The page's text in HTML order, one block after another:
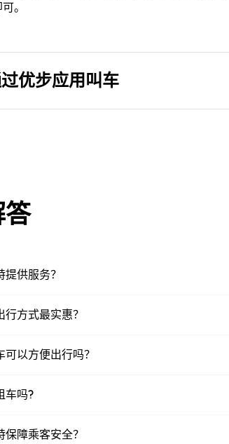
。
优步应用叫车
答
供服务？
方式最实惠？
以方便出行吗？
车吗?
障乘客安全？